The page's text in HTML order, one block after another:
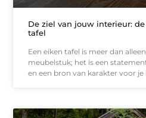
De ziel van jouw interieur:
tafel
Een eiken tafel is meer dan
meubelstuk; het is een
en een bron van karakter voor je